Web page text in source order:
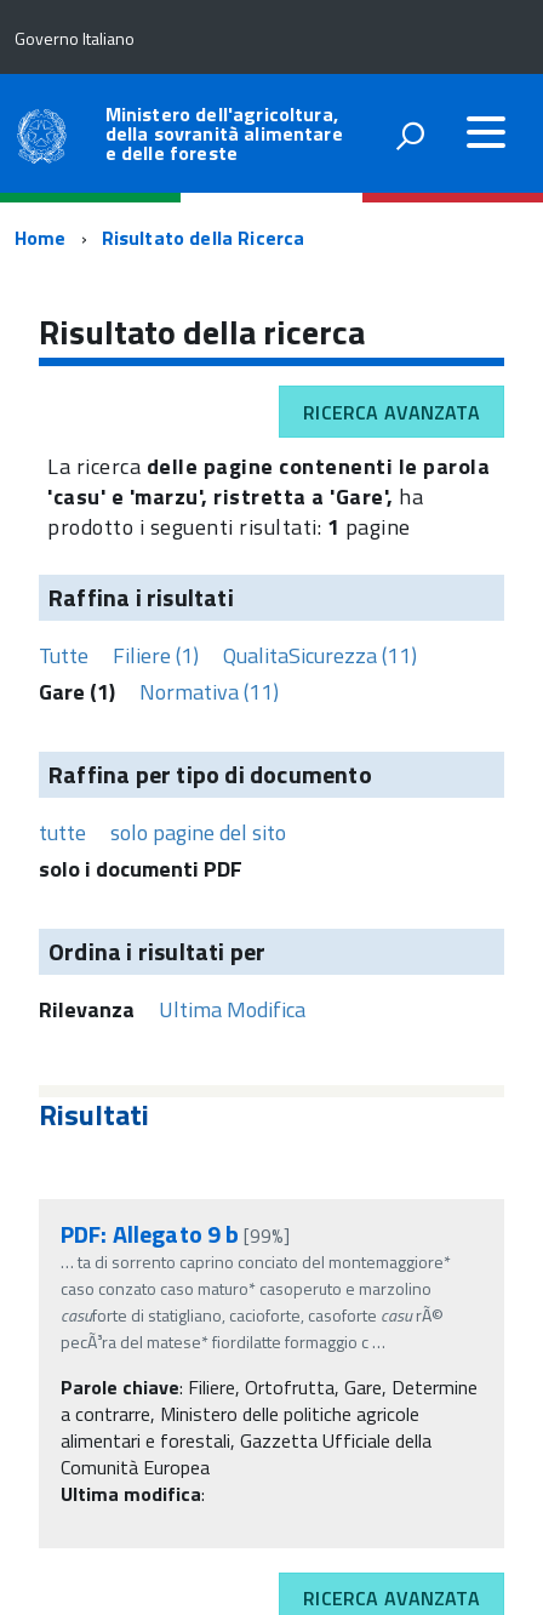
Governo Italiano
Ministero dell'agricoltura,
della sovranità alimentare
e delle foreste
Percorso
navigazione
Home Risultato della Ricerca
Risultato della ricerca
RICERCA AVANZATA
La ricerca delle pagine contenenti le parola
'casu' e 'marzu', ristretta a 'Gare', ha
prodotto i seguenti risultati: 1 pagine
Raffina i risultati
Tutte Filiere (1)
QualitaSicurezza (11)
Gare (1)
Normativa (11)
Raffina per tipo di documento
tutte
solo pagine del sito
solo i documenti PDF
Ordina i risultati per
Rilevanza Ultima Modifica
Risultati
PDF: Allegato 9 b [99%]
…ta di sorrento caprino conciato del montemaggiore*
caso conzato caso maturo* casoperuto e marzolino
casuforte di statigliano, cacioforte, casoforte casurÃ©
pecÃ³ra del matese* fiordilatte formaggio c…
Parole chiave: Filiere, Ortofrutta, Gare, Determine
a contrarre, Ministero delle politiche agricole
alimentari e forestali, Gazzetta Ufficiale della
Comunità Europea
Ultima modifica:
RICERCA AVANZATA